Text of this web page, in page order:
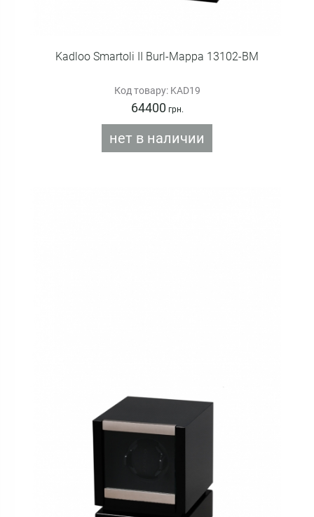
Kadloo Smartoli II Burl-Mappa 13102-BM
Код товару: KAD19
64400 грн.
нет в наличии